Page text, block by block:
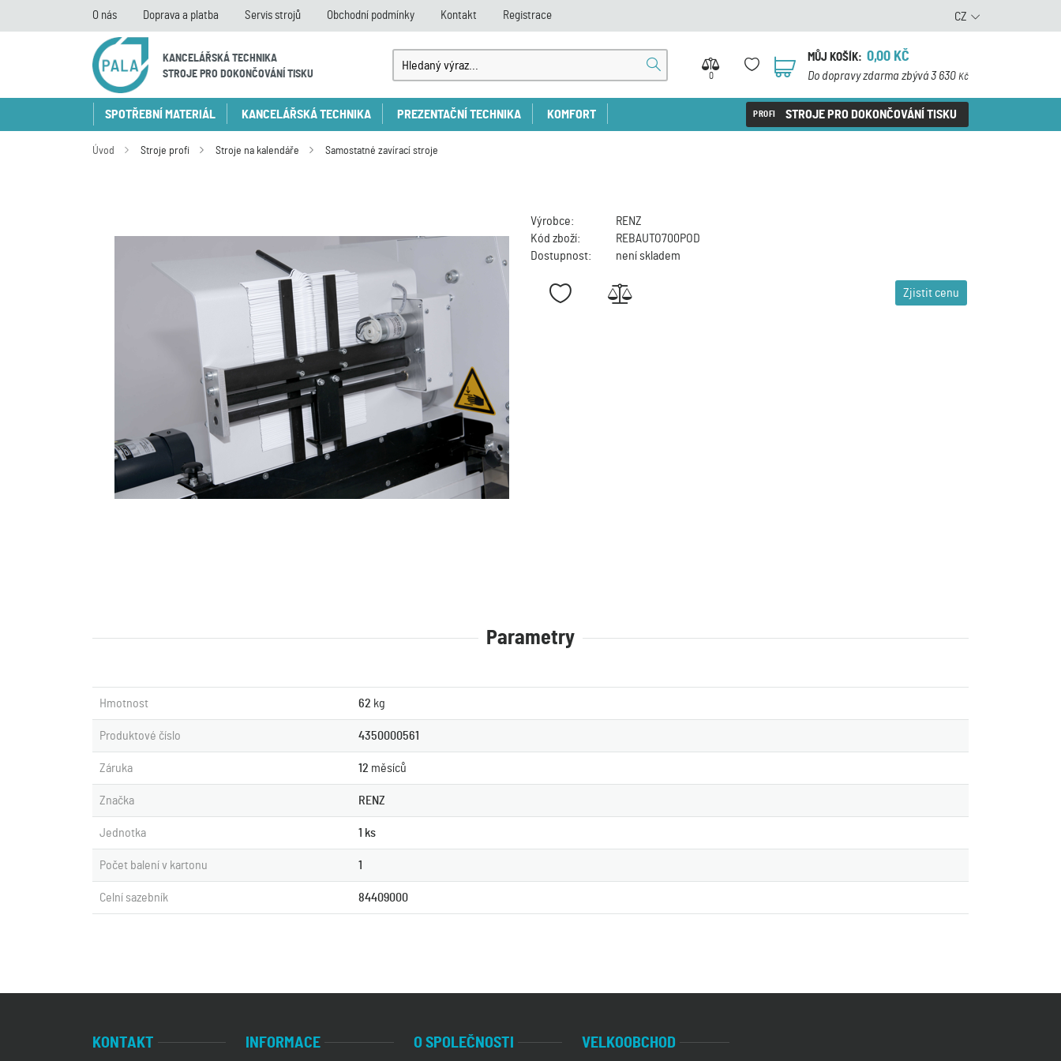
O nás Doprava a platba Servis strojů Obchodní podmínky Kontakt Registrace CZ
KANCELÁŘSKÁ TECHNIKA
STROJE PRO DOKONČOVÁNÍ TISKU
0
0
MŮJ KOŠÍK: 0,00 KČ
Do dopravy zdarma zbývá 3 630 Kč
SPOTŘEBNÍ MATERIÁL KANCELÁŘSKÁ TECHNIKA PREZENTAČNÍ TECHNIKA KOMFORT STROJE PRO DOKONČOVÁNÍ TISKU
Úvod Stroje profi Stroje na kalendáře Samostatné zavírací stroje
Výrobce:
RENZ
Kód zboží:
REBAUTO700POD
Dostupnost:
není skladem
Zjistit cenu
Parametry
Hmotnost 62 kg
Produktové číslo 4350000561
Záruka 12 měsíců
Značka RENZ
Jednotka 1 ks
Počet balení v kartonu 1
Celní sazebník 84409000
KONTAKT INFORMACE O SPOLEČNOSTI VELKOOBCHOD